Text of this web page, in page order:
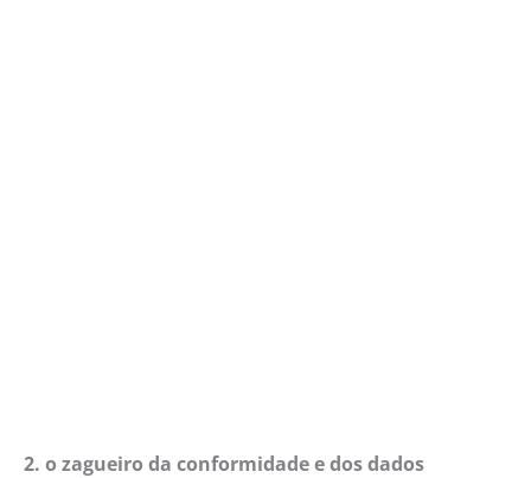
2. o zagueiro da conformidade e dos dados